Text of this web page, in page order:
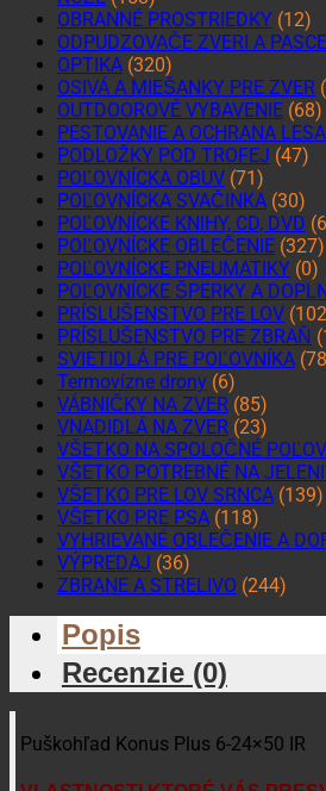
OBRANNÉ PROSTRIEDKY (12)
ODPUDZOVAČE ZVERI A PASCE
OPTIKA (320)
OSIVÁ A MIEŠANKY PRE ZVER
OUTDOOROVÉ VYBAVENIE (68)
PESTOVANIE A OCHRANA LESA
PODLOŽKY POD TROFEJ (47)
POĽOVNÍCKA OBUV (71)
POĽOVNÍCKA SVAČINKA (30)
POĽOVNÍCKE KNIHY, CD, DVD
POĽOVNÍCKE OBLEČENIE (327)
POĽOVNÍCKE PNEUMATIKY (0)
POĽOVNÍCKE ŠPERKY A
PRÍSLUŠENSTVO PRE LOV
PRÍSLUŠENSTVO PRE ZBRAŇ
SVIETIDLÁ PRE POĽOVNÍKA
Termovízne drony (6)
VÁBNIČKY NA ZVER (85)
VNADIDLÁ NA ZVER (23)
VŠETKO NA SPOLOČNÉ
VŠETKO POTREBNÉ NA
VŠETKO PRE LOV SRNCA (139)
VŠETKO PRE PSA (118)
VYHRIEVANÉ OBLEČENIE A
VÝPREDAJ (36)
ZBRANE A STRELIVO (244)
Popis
Recenzie (0)
Puškohľad Konus Plus 6-24×50 IR